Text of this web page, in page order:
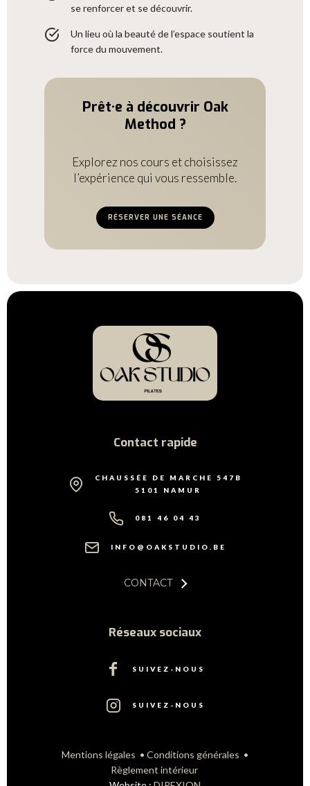
se renforcer et se découvrir.
Un lieu où la beauté de l’espace soutient la
force du mouvement.
Prêt·e à découvrir Oak
Method ?
Explorez nos cours et choisissez
l’expérience qui vous ressemble.
RÉSERVER UNE SÉANCE
Contact rapide
CHAUSSÉE DE MARCHE 547B
5101 NAMUR
081 46 04 43
INFO@OAKSTUDIO.BE
CONTACT
Réseaux sociaux
SUIVEZ-NOUS
SUIVEZ-NOUS
Mentions légales • Conditions générales •
Règlement intérieur